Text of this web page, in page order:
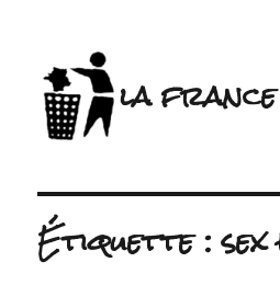
la france
Étiquette :